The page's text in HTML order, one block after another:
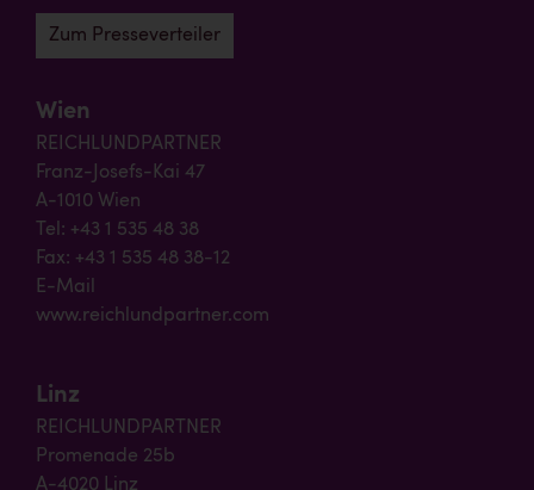
Zum Presseverteiler
Wien
REICHLUNDPARTNER
Franz-Josefs-Kai 47
A-1010 Wien
Tel: +43 1 535 48 38
Fax: +43 1 535 48 38-12
E-Mail
www.reichlundpartner.com
Linz
REICHLUNDPARTNER
Promenade 25b
A-4020 Linz